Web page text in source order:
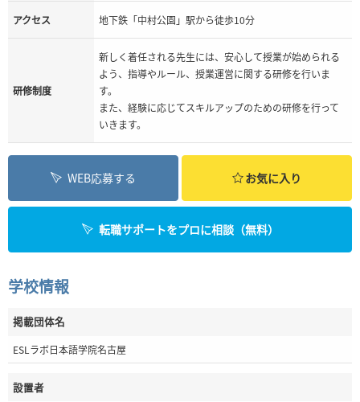
アクセス 地下鉄「中村公園」駅から徒歩10分
研修制度
新しく着任される先生には、安心して授業が始められる
よう、指導やルール、授業運営に関する研修を行いま
す。
また、経験に応じてスキルアップのための研修を行って
いきます。
WEB応募する お気に入り
転職サポートをプロに相談（無料）
学校情報
掲載団体名
ESLラボ日本語学院名古屋
設置者